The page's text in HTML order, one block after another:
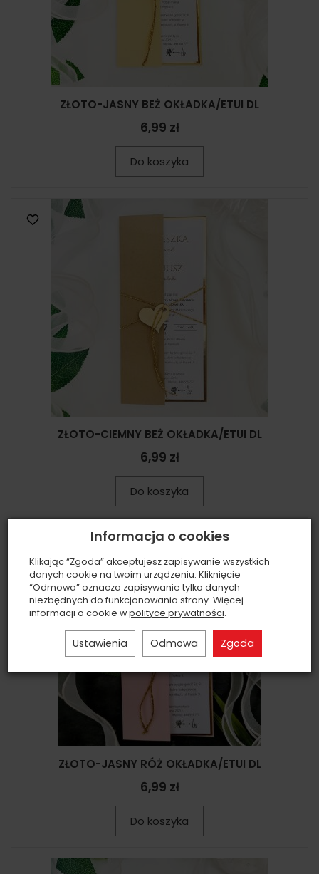
ZŁOTO-JASNY BEŻ OKŁADKA/ETUI DL
6,99 zł
Do koszyka
ZŁOTO-CIEMNY BEŻ OKŁADKA/ETUI DL
6,99 zł
Do koszyka
ZŁOTO-JASNY RÓŻ OKŁADKA/ETUI DL
6,99 zł
Do koszyka
Informacja o cookies
Klikając “Zgoda” akceptujesz zapisywanie wszystkich
danych cookie na twoim urządzeniu. Kliknięcie
“Odmowa” oznacza zapisywanie tylko danych
niezbędnych do funkcjonowania strony. Więcej
informacji o cookie wpolityce prywatności.
Ustawienia Odmowa Zgoda